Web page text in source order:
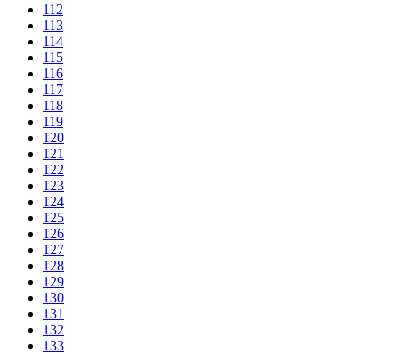
112
113
114
115
116
117
118
119
120
121
122
123
124
125
126
127
128
129
130
131
132
133